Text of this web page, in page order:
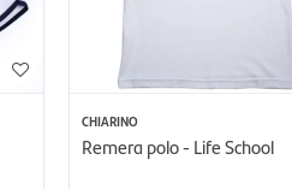
CHIARINO
Remera polo - Life School